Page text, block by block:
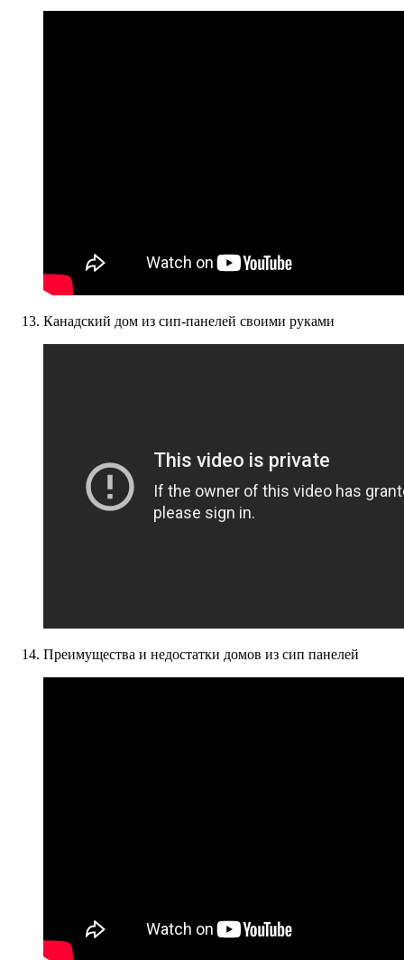
Канадский дом из сип-панелей своими руками
Преимущества и недостатки домов из сип панелей